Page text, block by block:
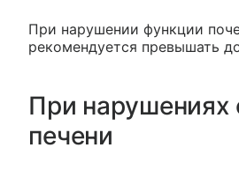
При нарушении функции
рекомендуется превышать
При нарушениях
печени